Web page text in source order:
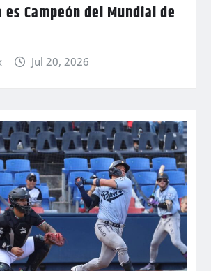
Campeón del Mundial de
Jul 20, 2026